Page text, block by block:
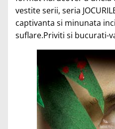
vestite serii, seria
captivanta si minunata
suflare.Priviti si bucurati-